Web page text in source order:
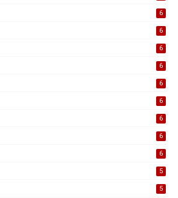
6
6
6
6
6
6
6
6
6
5
5